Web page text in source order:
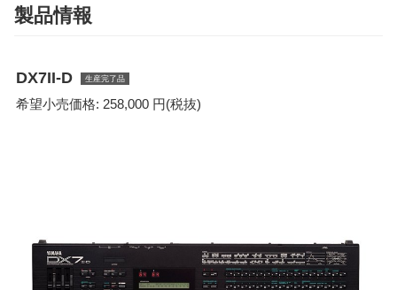
製品情報
DX7II-D 生産完了品
希望小売価格: 258,000 円(税抜)